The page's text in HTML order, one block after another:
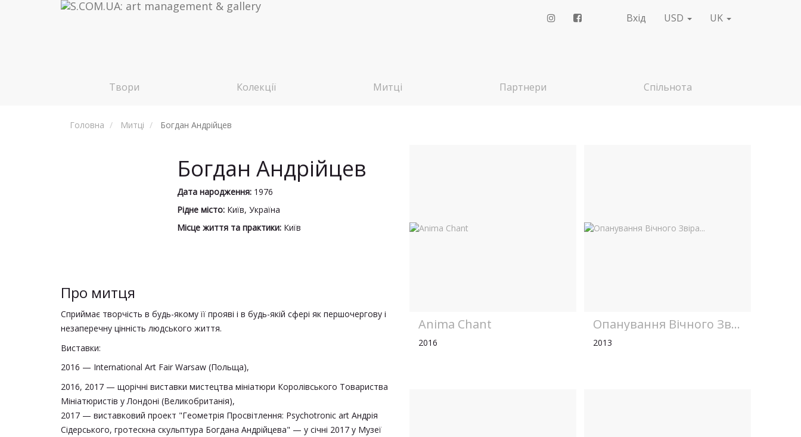
UK
USD
Вхід
Твори Колекції Митці Партнери Спільнота
Головна Митці Богдан Андрійцев
Богдан Андрійцев
Дата народження: 1976
Рідне місто: Київ, Україна
Місце життя та практики: Київ
Про митця
Сприймає творчість в будь-якому її прояві і в будь-якій сфері як першочергову і
незаперечну цінність людського життя.
Виставки:
2016 — International Art Fair Warsaw (Польща),
2016, 2017 — щорічні виставки мистецтва мініатюри Королівського Товариства
Мініатюристів у Лондоні (Великобританія),
2017 — виставковий проект "Геометрія Просвітлення: Psychotronic art Андрія
Сідерського, гротескна скульптура Богдана Андрійцева" — у січні 2017 у Музеї
Anima Chant
2016
Опанування Вічного Звіра...
2013